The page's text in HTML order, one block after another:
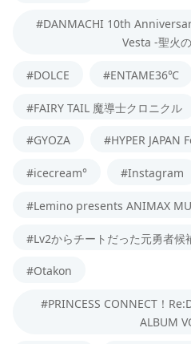
#DANMACHI 10th
Vesta -聖火の
#DOLCE #ENTAME36℃
#FAIRY TAIL 魔導士クロニクル
#GYOZA #HYPER JAPAN
#icecream° #Instagram
#Lemino presents ANIMAX
#Lv2からチートだった元勇者候
#Otakon
#PRINCESS CONNECT！
ALBUM